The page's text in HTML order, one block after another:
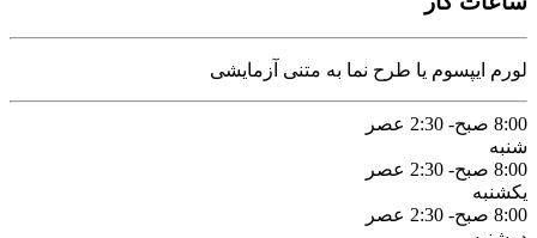
لورم ایپسوم یا طرح‌ نما به متنی آزمایشی
8:00 صبح- 2:30 عصر
شنبه
8:00 صبح- 2:30 عصر
یکشنبه
8:00 صبح- 2:30 عصر